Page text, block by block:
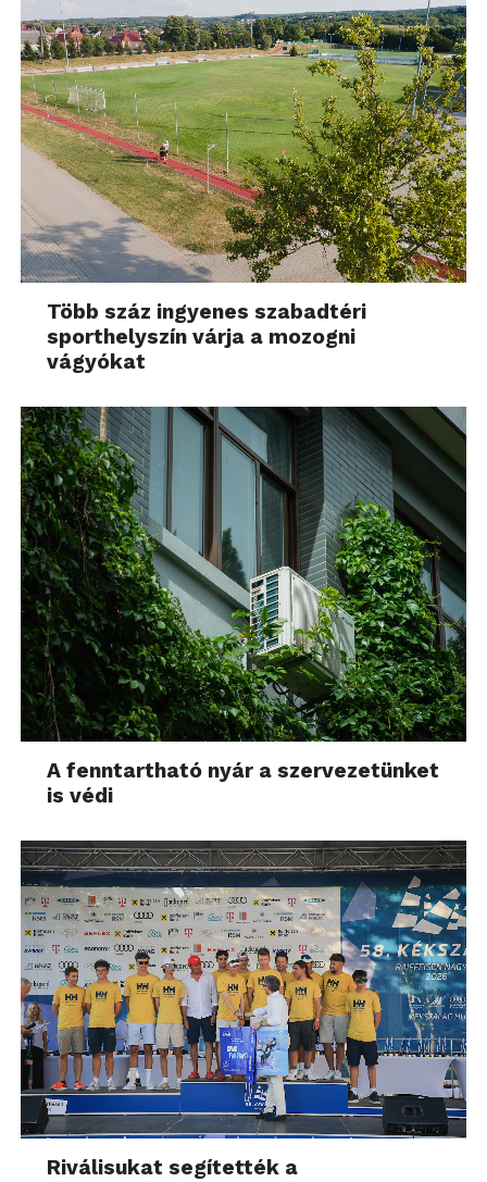
Több száz ingyenes szabadtéri
sporthelyszín várja a mozogni
vágyókat
A fenntartható nyár a szervezetünket
is védi
Riválisukat segítették a